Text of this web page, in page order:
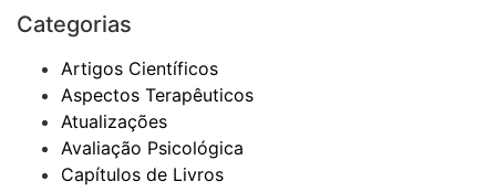
Categorias
Artigos Científicos
Aspectos Terapêuticos
Atualizações
Avaliação Psicológica
Capítulos de Livros